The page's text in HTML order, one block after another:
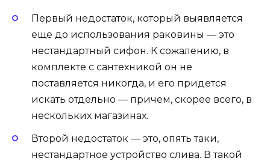
Первый недостаток, который выявляется
еще до использования раковины — это
нестандартный сифон. К сожалению, в
комплекте с сантехникой он не
поставляется никогда, и его придется
искать отдельно — причем, скорее всего, в
нескольких магазинах.
Второй недостаток — это, опять таки,
нестандартное устройство слива. В такой